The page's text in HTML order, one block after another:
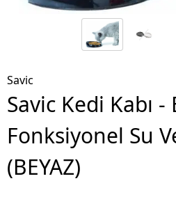
Savic
Savic Kedi Kabı -
Fonksiyonel Su
(BEYAZ)